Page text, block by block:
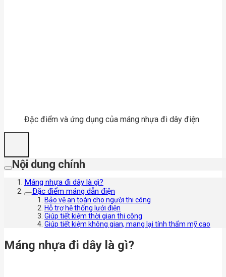
Đặc điểm và ứng dụng của máng nhựa đi dây điện
Nội dung chính
Máng nhựa đi dây là gì?
Đặc điểm máng dẫn điện
Bảo vệ an toàn cho người thi công
Hỗ trợ hệ thống lưới điện
Giúp tiết kiệm thời gian thi công
Giúp tiết kiệm không gian, mang lại tính thẩm mỹ cao
Máng nhựa đi dây là gì?